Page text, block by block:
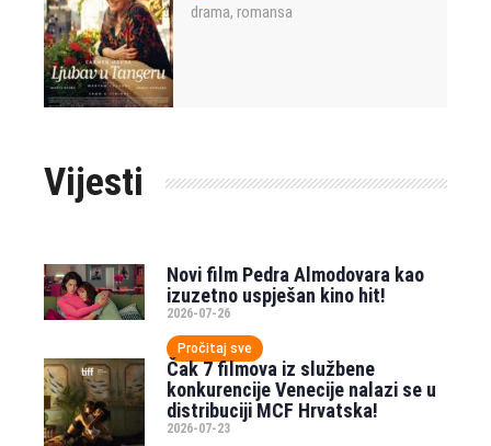
drama, romansa
Vijesti
Novi film Pedra Almodovara kao
izuzetno uspješan kino hit!
2026-07-26
Pročitaj sve
Čak 7 filmova iz službene
konkurencije Venecije nalazi se u
distribuciji MCF Hrvatska!
2026-07-23